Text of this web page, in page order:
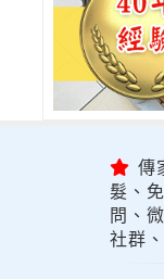
傳
髮、
問、
社群